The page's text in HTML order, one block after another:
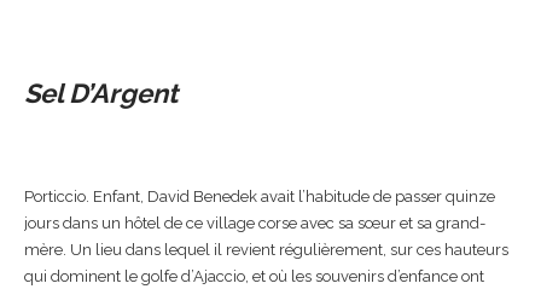
Sel D’Argent
Porticcio. Enfant, David Benedek avait l’habitude de passer quinze
jours dans un hôtel de ce village corse avec sa sœur et sa grand-
mère. Un lieu dans lequel il revient régulièrement, sur ces hauteurs
qui dominent le golfe d’Ajaccio, et où les souvenirs d’enfance ont